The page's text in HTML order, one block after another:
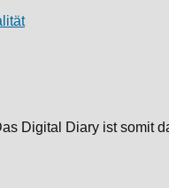
Digital Diary ist somit